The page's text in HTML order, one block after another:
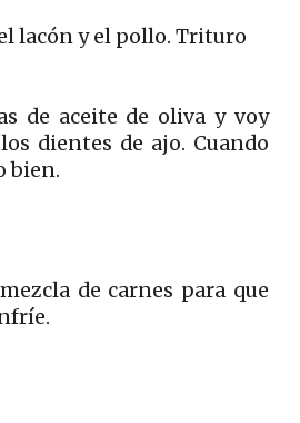
lacón y el pollo. Trituro
de aceite de oliva y voy
dientes de ajo. Cuando
bien.
de carnes para que